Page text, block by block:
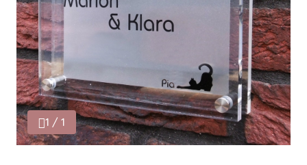
1 / 1